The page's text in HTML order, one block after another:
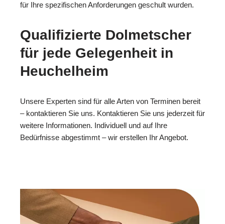
für Ihre spezifischen Anforderungen geschult wurden.
Qualifizierte Dolmetscher
für jede Gelegenheit in
Heuchelheim
Unsere Experten sind für alle Arten von Terminen bereit
– kontaktieren Sie uns. Kontaktieren Sie uns jederzeit für
weitere Informationen. Individuell und auf Ihre
Bedürfnisse abgestimmt – wir erstellen Ihr Angebot.